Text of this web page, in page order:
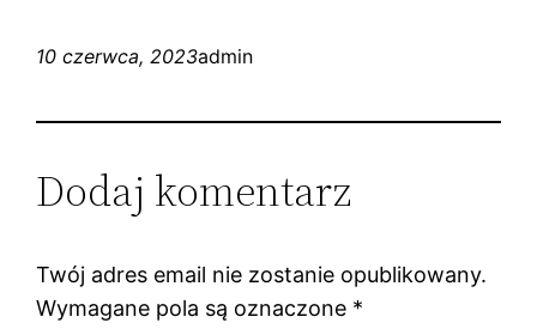
10 czerwca, 2023admin
Dodaj komentarz
Twój adres email nie zostanie opublikowany.
Wymagane pola są oznaczone *